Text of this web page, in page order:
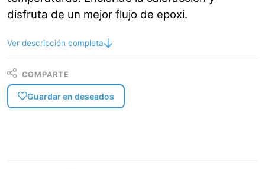
disfruta de un mejor flujo de epoxi.
Ver descripción completa
COMPARTE
Guardar en deseados